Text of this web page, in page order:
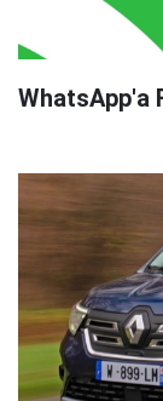
WhatsApp'a